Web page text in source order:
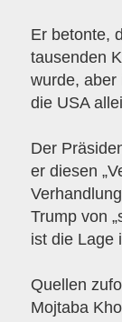
Er betonte,
tausenden
wurde, aber
die USA
Der
er diesen
Trump von
ist die Lage
Quellen
Mojtaba